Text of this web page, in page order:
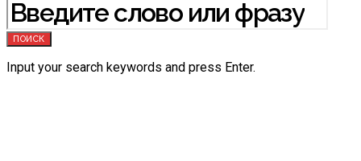
ПОИСК
Input your search keywords and press Enter.